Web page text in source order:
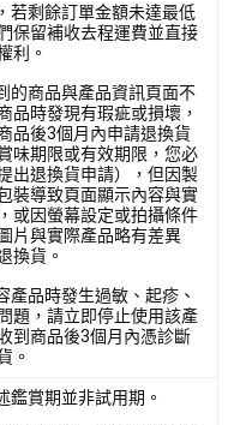
若剩餘訂單金額未達最低
保留補收去程運費並直接
利。
的商品與產品資訊頁面不
品時發現有瑕疵或損壞，
品後3個月內申請退換貨
味期限或有效期限，您必
出退換貨申請），但因製
裝導致頁面顯示內容與實
或因螢幕設定或拍攝條件
片與實際產品略有差異
換貨。
產品時發生過敏、起疹、
題，請立即停止使用該產
到商品後3個月內憑診斷
。
鑑賞期並非試用期。